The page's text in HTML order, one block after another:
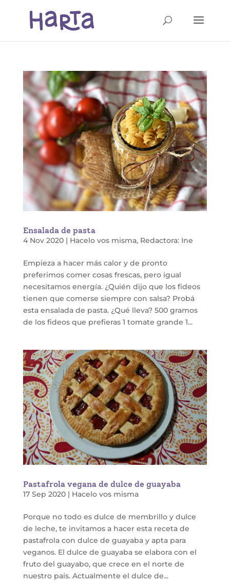
Ensalada de pasta
4 Nov 2020| Hacelo vos misma, Redactora: Ine
Empieza a hacer más calor y de pronto
preferimos comer cosas frescas, pero igual
necesitamos energía. ¿Quién dijo que los fideos
tienen que comerse siempre con salsa? Probá
esta ensalada de pasta. ¿Qué lleva? 500 gramos
de los fideos que prefieras 1 tomate grande 1...
Pastafrola vegana de dulce de guayaba
17 Sep 2020| Hacelo vos misma
Porque no todo es dulce de membrillo y dulce
de leche, te invitamos a hacer esta receta de
pastafrola con dulce de guayaba y apta para
veganos. El dulce de guayaba se elabora con el
fruto del guayabo, que crece en el norte de
nuestro país. Actualmente el dulce de...